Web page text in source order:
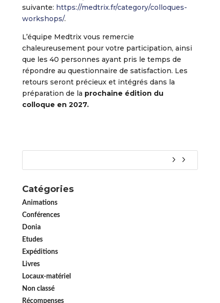
suivante: https://medtrix.fr/category/colloques-
workshops/.
L’équipe Medtrix vous remercie
chaleureusement pour votre participation, ainsi
que les 40 personnes ayant pris le temps de
répondre au questionnaire de satisfaction. Les
retours seront précieux et intégrés dans la
préparation de la prochaine édition du
colloque en 2027.
Catégories
Animations
Conférences
Donia
Etudes
Expéditions
Livres
Locaux-matériel
Non classé
Récompenses